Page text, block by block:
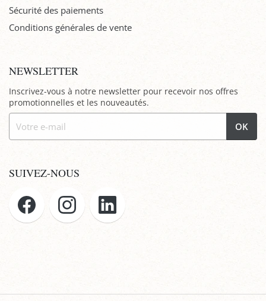
Sécurité des paiements
Conditions générales de vente
NEWSLETTER
Inscrivez-vous à notre newsletter pour recevoir nos offres
promotionnelles et les nouveautés.
OK
SUIVEZ-NOUS